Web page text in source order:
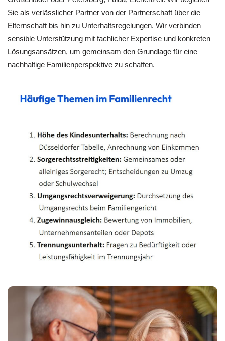
Sie als verlässlicher Partner von der Partnerschaft über die
Elternschaft bis hin zu Unterhaltsregelungen. Wir verbinden
sensible Unterstützung mit fachlicher Expertise und konkreten
Lösungsansätzen, um gemeinsam den Grundlage für eine
nachhaltige Familienperspektive zu schaffen.